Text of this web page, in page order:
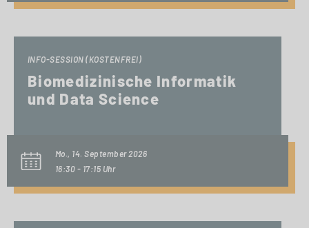
INFO-SESSION (KOSTENFREI)
Biomedizinische Informatik
und Data Science
Mo., 14. September 2026
16:30 - 17:15 Uhr